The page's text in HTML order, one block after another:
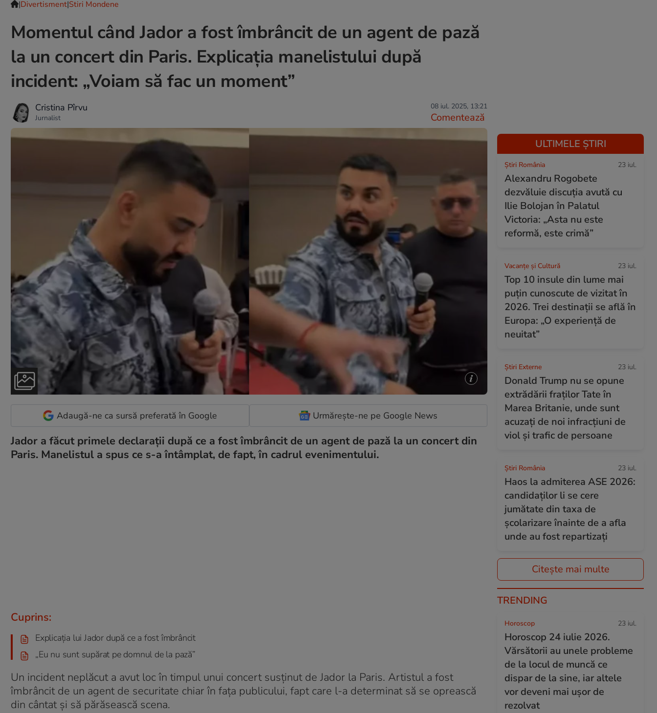
|Divertisment|Stiri Mondene
Momentul când Jador a fost îmbrâncit de un agent de pază
la un concert din Paris. Explicația manelistului după
incident: „Voiam să fac un moment”
Cristina Pîrvu
Jurnalist
08 iul. 2025, 13:21
Comentează
Adaugă-ne ca sursă preferată în Google Urmărește-ne pe Google News
Jador a făcut primele declarații după ce a fost îmbrâncit de un agent de pază la un concert din
Paris. Manelistul a spus ce s-a întâmplat, de fapt, în cadrul evenimentului.
Cuprins:
Explicația lui Jador după ce a fost îmbrâncit
„Eu nu sunt supărat pe domnul de la pază”
Un incident neplăcut a avut loc în timpul unui concert susținut de Jador la Paris. Artistul a fost
îmbrâncit de un agent de securitate chiar în fața publicului, fapt care l-a determinat să se oprească
din cântat și să părăsească scena.
ULTIMELE ȘTIRI
Știri România 23 iul.
Alexandru Rogobete
dezvăluie discuția avută cu
Ilie Bolojan în Palatul
Victoria: „Asta nu este
reformă, este crimă”
Vacanțe și Cultură 23 iul.
Top 10 insule din lume mai
puțin cunoscute de vizitat în
2026. Trei destinații se află în
Europa: „O experiență de
neuitat”
Știri Externe 23 iul.
Donald Trump nu se opune
extrădării fraților Tate în
Marea Britanie, unde sunt
acuzați de noi infracțiuni de
viol și trafic de persoane
Știri România 23 iul.
Haos la admiterea ASE 2026:
candidaților li se cere
jumătate din taxa de
școlarizare înainte de a afla
unde au fost repartizați
Citește mai multe
TRENDING
Horoscop 23 iul.
Horoscop 24 iulie 2026.
Vărsătorii au unele probleme
de la locul de muncă ce
dispar de la sine, iar altele
vor deveni mai ușor de
rezolvat